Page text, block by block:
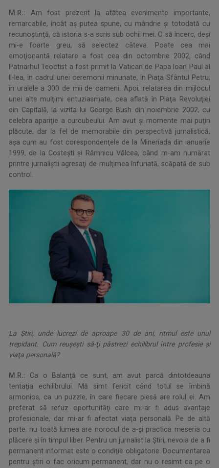
M.R.: Am fost prezent la atâtea evenimente importante,
remarcabile, încât aş putea spune, cu mândrie şi totodată cu
recunoştinţă, că istoria s-a scris sub ochii mei. O să încerc, deşi
mi-e foarte greu, să selectez câteva. Poate cea mai
emoţionantă relatare a fost cea din octombrie 2002, când
Patriarhul Teoctist a fost primit la Vatican de Papa Ioan Paul al
II-lea, în cadrul unei ceremonii minunate, în Piaţa Sfântul Petru,
în uralele a 300 de mii de oameni. Apoi, relatarea din mijlocul
unei alte mulţimi entuziasmate, cea aflată în Piaţa Revoluţiei
din Capitală, la vizita lui George Bush din noiembrie 2002, cu
celebra apariţie a curcubeului. Am avut şi momente mai puţin
plăcute, dar la fel de memorabile din perspectivă jurnalistică,
aşa cum au fost corespondenţele de la Mineriada din ianuarie
1999, de la Costeşti şi Râmnicu Vâlcea, când m-am numărat
printre jurnaliştii agresaţi de mulţimea înfuriată, scăpată de sub
control.
La Ştiri, unde lucrezi de aproape 30 de ani, ritmul este unul
trepidant. Cum reuşeşti să-ţi păstrezi echilibrul între profesie şi
viaţa personală?
M.R.: Ca o Balanţă ce sunt, am avut parcă dintotdeauna
tentaţia echilibrului. Mă simt fericit când totul se îmbină
armonios, ca un puzzle, în care fiecare piesă are rolul ei. Am
preferat să refuz oportunităţi care mi-ar fi adus avantaje
profesionale, dar mi-ar fi afectat viaţa personală. Pe de altă
parte, nu toată lumea are norocul de a-şi practica meseria cu
plăcere şi în timpul liber. Pentru un jurnalist la Ştiri, nevoia de a fi
permanent informat este o condiţie obligatorie. Documentarea
pentru ştiri o fac oricum permanent, dar nu o resimt ca pe o